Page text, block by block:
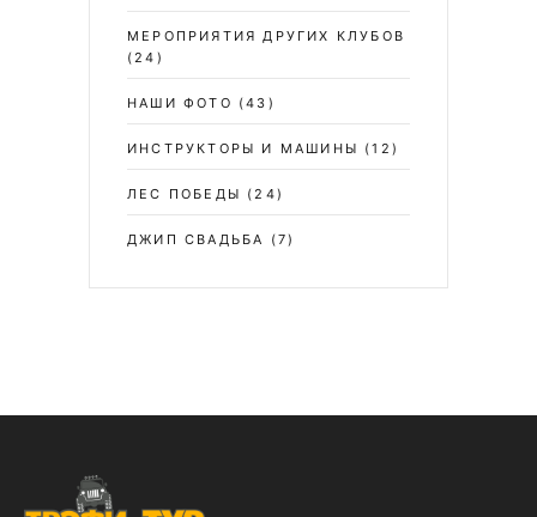
МЕРОПРИЯТИЯ ДРУГИХ КЛУБОВ
(24)
НАШИ ФОТО (43)
ИНСТРУКТОРЫ И МАШИНЫ (12)
ЛЕС ПОБЕДЫ (24)
ДЖИП СВАДЬБА (7)